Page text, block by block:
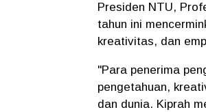
Presiden NTU,
tahun ini
kreativitas, dan
"Para penerima
pengetahuan,
dan dunia. Kiprah